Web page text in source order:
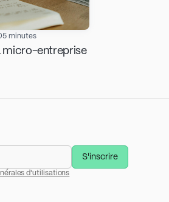
minutes
micro-entreprise
d'utilisations